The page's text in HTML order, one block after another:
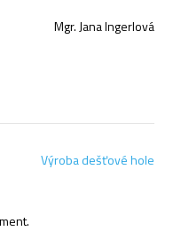
Mgr. Jana Ingerlová
Výroba dešťové hole